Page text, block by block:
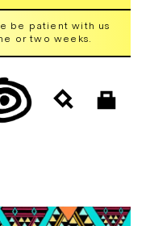
be patient with us
or two weeks.
Cart